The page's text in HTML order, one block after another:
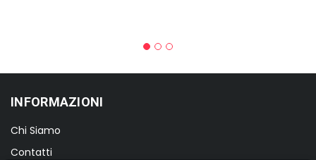
INFORMAZIONI
Chi Siamo
Contatti